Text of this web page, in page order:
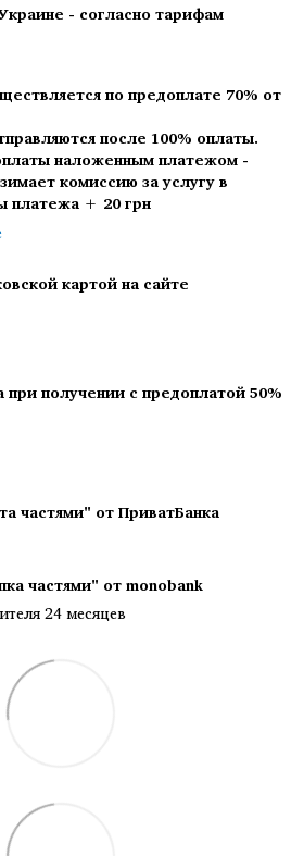
- согласно тарифам
по предоплате 70% от
после 100% оплаты.
наложенным платежом -
комиссию за услугу в
платежа + 20 грн
картой на сайте
при получении с предоплатой 50%
частями" от ПриватБанка
частями" от monobank
24 месяцев